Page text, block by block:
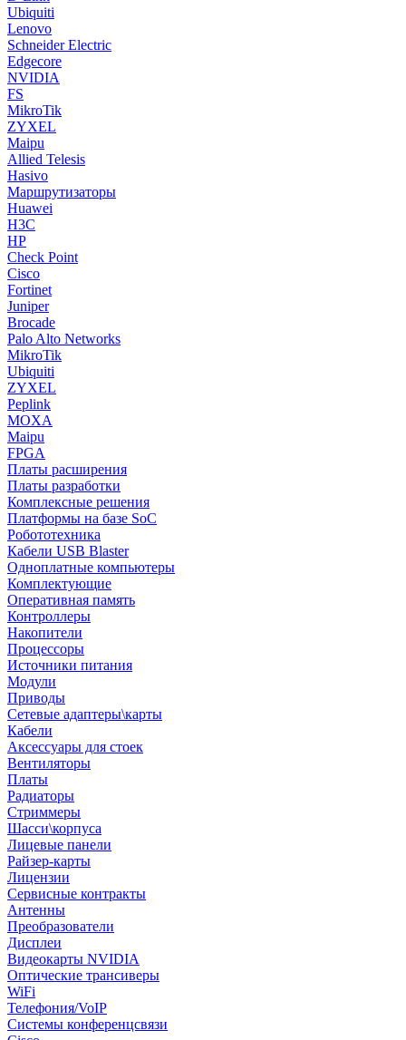
Ubiquiti
Lenovo
Schneider Electric
Edgecore
NVIDIA
FS
MikroTik
ZYXEL
Maipu
Allied Telesis
Hasivo
Маршрутизаторы
Huawei
H3C
HP
Check Point
Cisco
Fortinet
Juniper
Brocade
Palo Alto Networks
MikroTik
Ubiquiti
ZYXEL
Peplink
MOXA
Maipu
FPGA
Платы расширения
Платы разработки
Комплексные решения
Платформы на базе SoC
Робототехника
Кабели USB Blaster
Одноплатные компьютеры
Комплектующие
Оперативная память
Контроллеры
Накопители
Процессоры
Источники питания
Модули
Приводы
Сетевые адаптеры\карты
Кабели
Аксессуары для стоек
Вентиляторы
Платы
Радиаторы
Стриммеры
Шасси\корпуса
Лицевые панели
Райзер-карты
Лицензии
Сервисные контракты
Антенны
Преобразователи
Дисплеи
Видеокарты NVIDIA
Оптические трансиверы
WiFi
Телефония/VoIP
Системы конференцсвязи